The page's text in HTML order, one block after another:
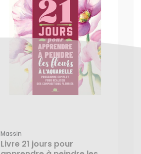
Massin
Livre 21 jours pour